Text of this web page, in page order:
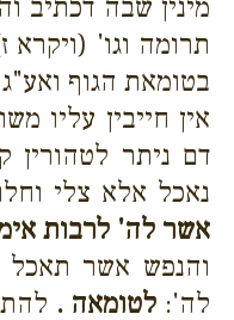
מינין שבה דכתיב
תרומה וגו' (ויקרא
בטומאת הגוף
אין חייבין עליו
דם ניתר לטהורין
נאכל אלא צלי
אשר לה' לרבות
והנפש אשר
לה': לטומאה .